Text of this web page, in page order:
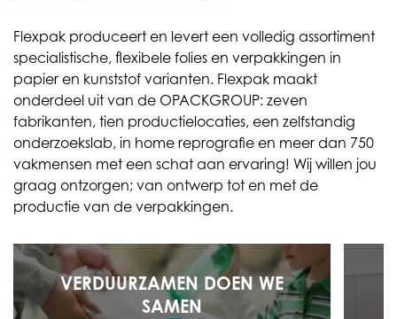
Flexpak produceert en levert een volledig assortiment
specialistische, flexibele folies en verpakkingen in
papier en kunststof varianten. Flexpak maakt
onderdeel uit van de OPACKGROUP: zeven
fabrikanten, tien productielocaties, een zelfstandig
onderzoekslab, in home reprografie en meer dan 750
vakmensen met een schat aan ervaring! Wij willen jou
graag ontzorgen; van ontwerp tot en met de
productie van de verpakkingen.
VERDUURZAMEN DOEN WE
SAMEN